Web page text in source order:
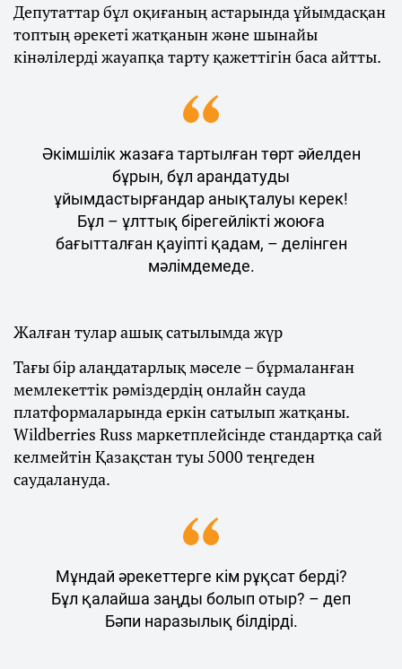
Депутаттар бұл оқиғаның астарында ұйымдасқан
топтың әрекеті жатқанын және шынайы
кінәлілерді жауапқа тарту қажеттігін баса айтты.
Әкімшілік жазаға тартылған төрт әйелден
бұрын, бұл арандатуды
ұйымдастырғандар анықталуы керек!
Бұл – ұлттық бірегейлікті жоюға
бағытталған қауіпті қадам, – делінген
мәлімдемеде.
Жалған тулар ашық сатылымда жүр
Тағы бір алаңдатарлық мәселе – бұрмаланған
мемлекеттік рәміздердің онлайн сауда
платформаларында еркін сатылып жатқаны.
Wildberries Russ маркетплейсінде стандартқа сай
келмейтін Қазақстан туы 5000 теңгеден
саудалануда.
Мұндай әрекеттерге кім рұқсат берді?
Бұл қалайша заңды болып отыр? – деп
Бәпи наразылық білдірді.